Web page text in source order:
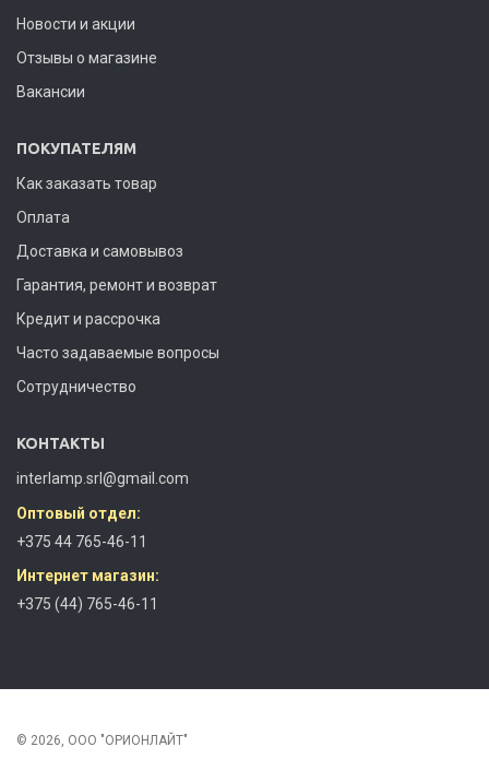
Новости и акции
Отзывы о магазине
Вакансии
ПОКУПАТЕЛЯМ
Как заказать товар
Оплата
Доставка и самовывоз
Гарантия, ремонт и возврат
Кредит и рассрочка
Часто задаваемые вопросы
Сотрудничество
КОНТАКТЫ
interlamp.srl@gmail.com
Оптовый отдел:
+375 44 765-46-11
Интернет магазин:
+375 (44) 765-46-11
© 2026, ООО "ОРИОНЛАЙТ"